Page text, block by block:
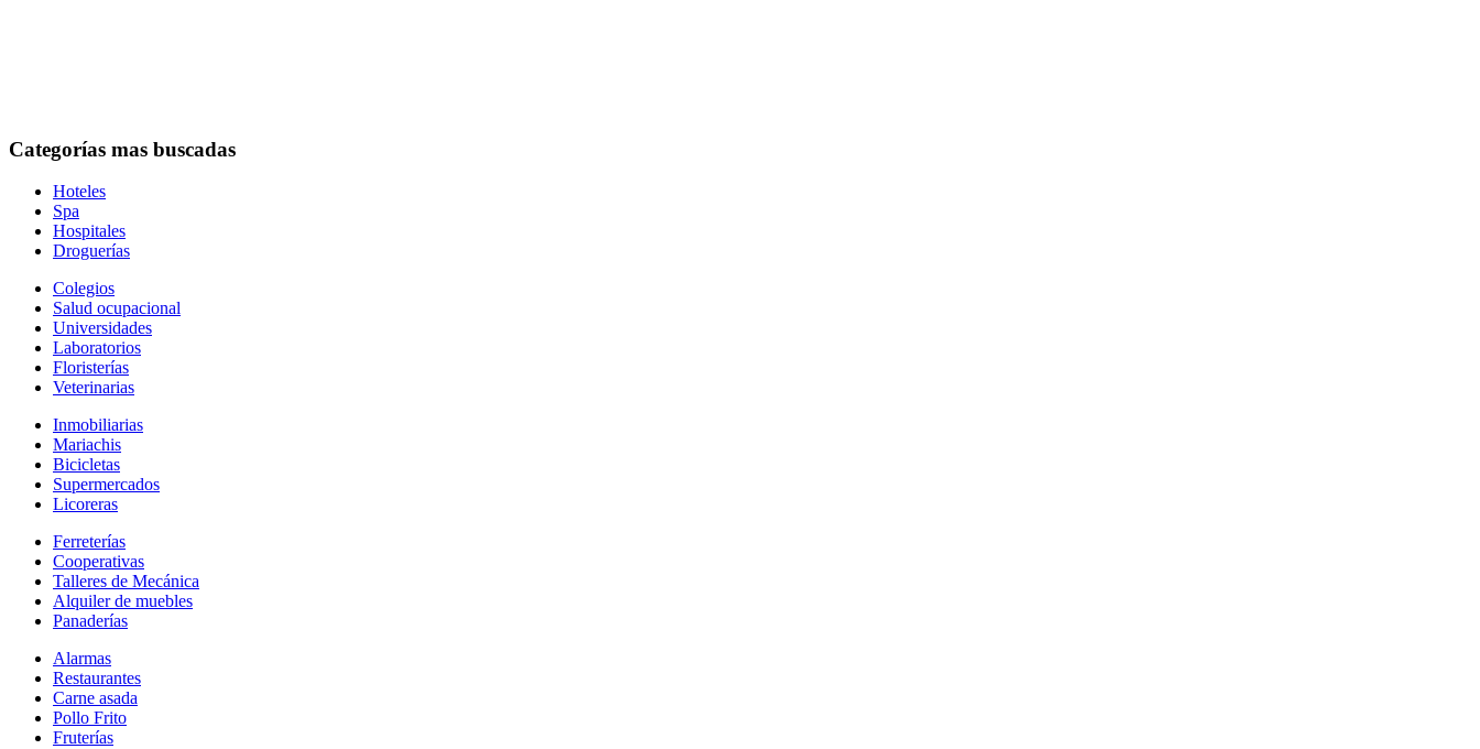
Categorías mas buscadas
Hoteles
Spa
Hospitales
Droguerías
Colegios
Salud ocupacional
Universidades
Laboratorios
Floristerías
Veterinarias
Inmobiliarias
Mariachis
Bicicletas
Supermercados
Licoreras
Ferreterías
Cooperativas
Talleres de Mecánica
Alquiler de muebles
Panaderías
Alarmas
Restaurantes
Carne asada
Pollo Frito
Fruterías